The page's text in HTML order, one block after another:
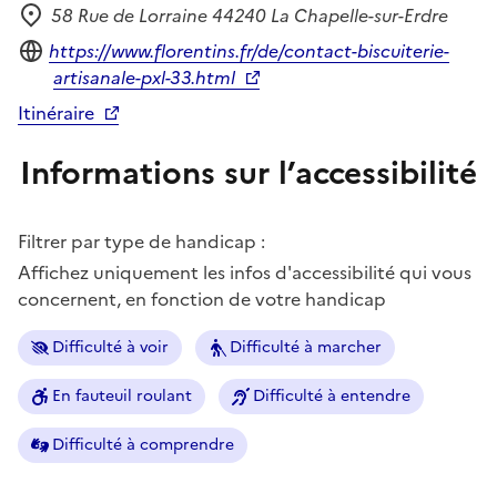
Adresse
58 Rue de Lorraine 44240 La Chapelle-sur-Erdre
Site internet
https://www.florentins.fr/de/contact-biscuiterie-
artisanale-pxl-33.html
Itinéraire
Informations sur l’accessibilité
Filtrer par type de handicap :
Affichez uniquement les infos d'accessibilité qui vous
concernent, en fonction de votre handicap
Difficulté à voir Difficulté à marcher
En fauteuil roulant Difficulté à entendre
Difficulté à comprendre